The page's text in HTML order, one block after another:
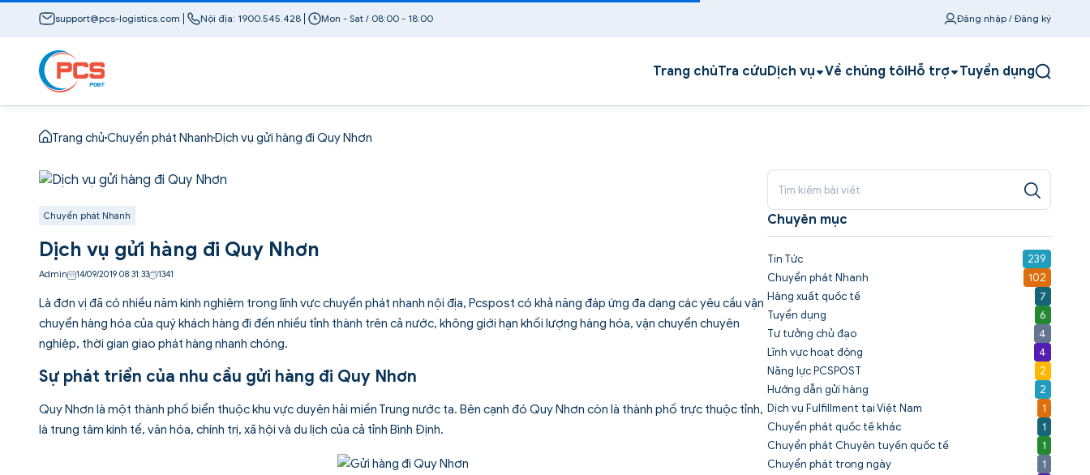
support@pcs-logistics.com Nội địa: 1900.545.428 Mon - Sat / 08:00 - 18:00 Đăng nhập / Đăng ký
Trang chủTra cứuDịch vụ Về chúng tôiHỗ trợ Tuyển dụng
Trang chủChuyển phát NhanhDịch vụ gửi hàng đi Quy Nhơn
Chuyển phát Nhanh
Dịch vụ gửi hàng đi Quy Nhơn
Admin 14/09/2019 08:31:33 1341
Là đơn vị đã có nhiều năm kinh nghiệm trong lĩnh vực chuyển phát nhanh nội địa, Pcspost có khả năng đáp ứng đa dạng các yêu cầu vận
chuyển hàng hóa của quý khách hàng đi đến nhiều tỉnh thành trên cả nước, không giới hạn khối lượng hàng hóa, vận chuyển chuyên
nghiệp, thời gian giao phát hàng nhanh chóng.
Sự phát triển của nhu cầu gửi hàng đi Quy Nhơn
Quy Nhơn là một thành phố biển thuộc khu vực duyên hải miền Trung nước ta. Bên cạnh đó Quy Nhơn còn là thành phố trực thuộc tỉnh,
là trung tâm kinh tế, văn hóa, chính trị, xã hội và du lịch của cả tỉnh Bình Định.
Chuyên mục
Tin Tức
239
Chuyển phát Nhanh
102
Hàng xuất quốc tế
7
Tuyển dụng
6
Tư tưởng chủ đạo
4
Lĩnh vực hoạt động
4
Năng lực PCSPOST
2
Hướng dẫn gửi hàng
2
Dịch vụ Fulfillment tại Việt Nam
1
Chuyển phát quốc tế khác
1
Chuyển phát Chuyên tuyến quốc tế
1
Chuyển phát trong ngày
1